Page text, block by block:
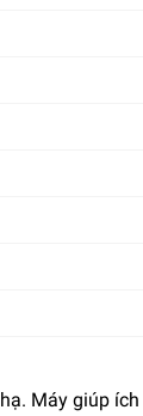
Máy giúp ích